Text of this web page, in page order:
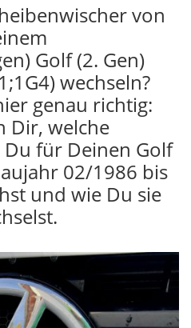
von
Golf (2. Gen)
wechseln?
genau richtig:
Dir, welche
für Deinen Golf
02/1986 bis
und wie Du sie